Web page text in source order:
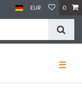
EUR 0
☰